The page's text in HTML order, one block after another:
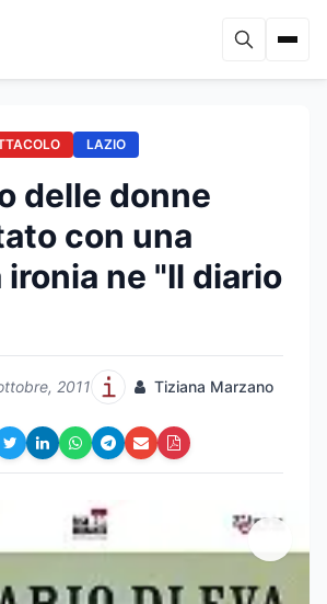
LAZIO
delle donne
con una
ne "Il diario
2011 Tiziana Marzano